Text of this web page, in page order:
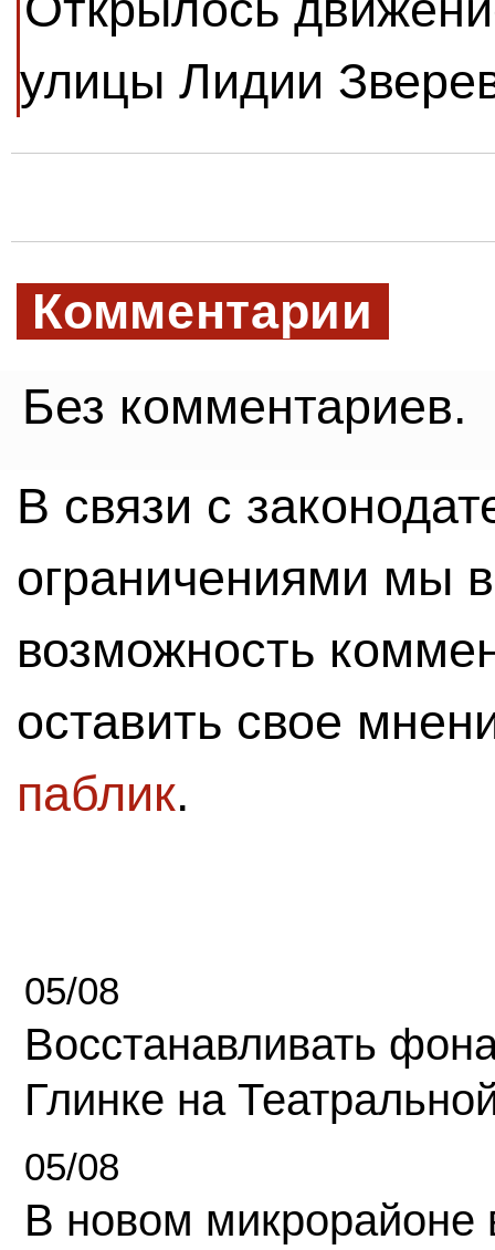
улицы Лидии
Комментарии
Без комментариев.
В связи с
ограничениями мы
возможность
оставить свое
паблик.
05/08
Восстанавливать
Глинке на
05/08
В новом микрорайоне